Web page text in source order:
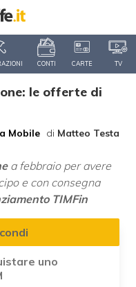
CONTI CARTE TV
le offerte di
Mobile di Matteo Testa
a febbraio per avere
e con consegna
TIMFin
uno